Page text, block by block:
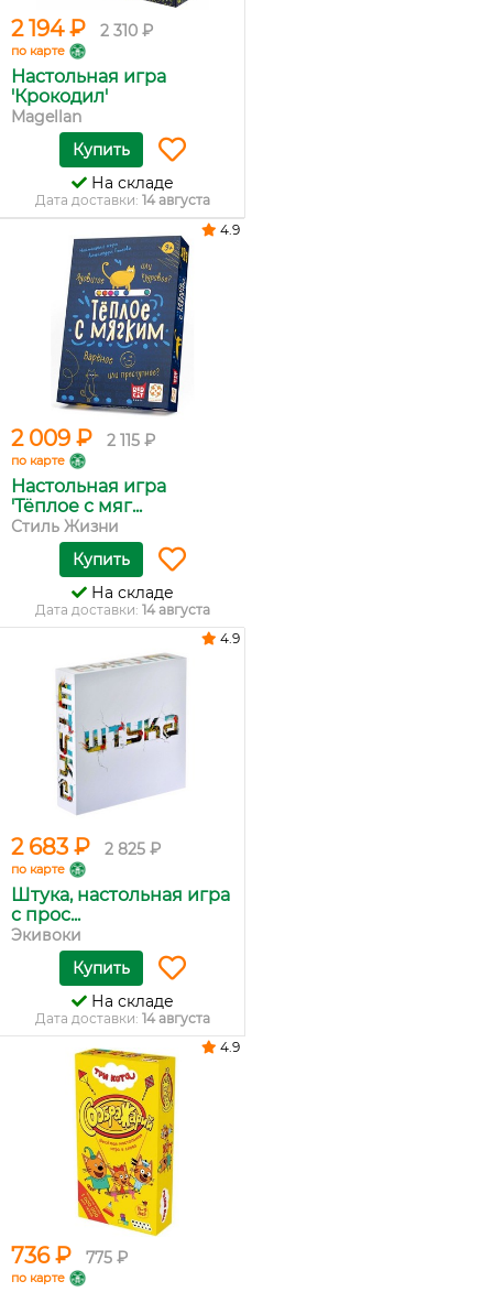
2 194 ₽ 2 310 ₽
по карте
Настольная игра
'Крокодил'
Magellan
Купить
На складе
Дата доставки: 14 августа
2 009 ₽ 2 115 ₽
по карте
Настольная игра
'Тёплое с мяг...
Стиль Жизни
4.9
Купить
На складе
Дата доставки: 14 августа
2 683 ₽ 2 825 ₽
по карте
Штука, настольная игра
с прос...
Экивоки
4.9
Купить
На складе
Дата доставки: 14 августа
736 ₽ 775 ₽
по карте
4.9